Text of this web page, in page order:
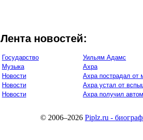
Лента новостей:
Государство
Уильям Адамс
Музыка
Ахра
Новости
Ахра пострадал от
Новости
Ахра устал от
Новости
Ахра получил
© 2006–2026 Piplz.ru -